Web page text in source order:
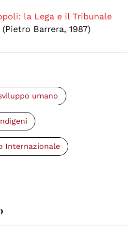
la Lega e il Tribunale
(Pietro Barrera, 1987)
umano
Internazionale